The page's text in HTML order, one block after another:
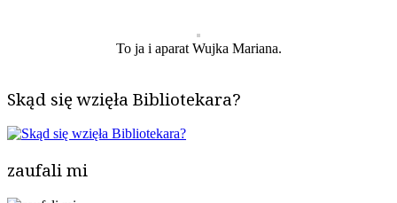
To ja i aparat Wujka Mariana.
Skąd się wzięła Bibliotekara?
zaufali mi